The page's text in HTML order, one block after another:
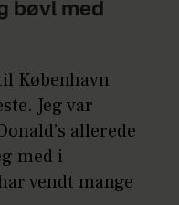
bøvl med
København
Jeg var
allerede
med i
vendt mange